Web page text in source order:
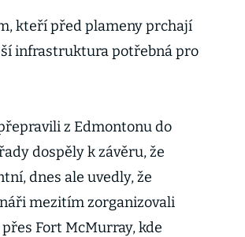
kteří před plameny prchají
infrastruktura potřebná pro
z Edmontonu do
dospěly k závěru, že
dnes ale uvedly, že
mezitím zorganizovali
Fort McMurray, kde